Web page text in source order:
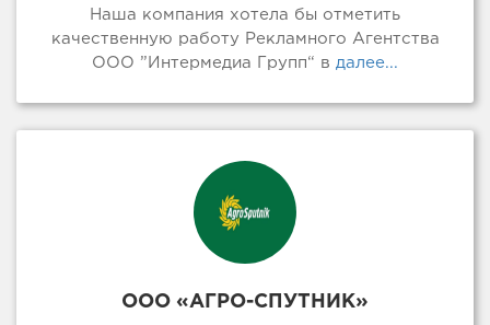
Наша компания хотела бы отметить
качественную работу Рекламного Агентства
ООО ”Интермедиа Групп“ в далее...
ООО «АГРО-СПУТНИК»